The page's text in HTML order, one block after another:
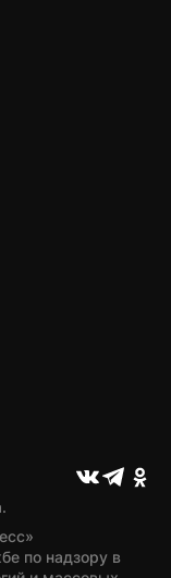
по надзору в